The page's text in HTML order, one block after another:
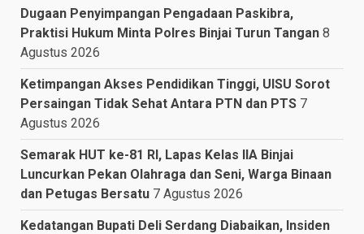
Dugaan Penyimpangan Pengadaan Paskibra,
Praktisi Hukum Minta Polres Binjai Turun Tangan 8
Agustus 2026
Ketimpangan Akses Pendidikan Tinggi, UISU Sorot
Persaingan Tidak Sehat Antara PTN dan PTS 7
Agustus 2026
Semarak HUT ke-81 RI, Lapas Kelas IIA Binjai
Luncurkan Pekan Olahraga dan Seni, Warga Binaan
dan Petugas Bersatu 7 Agustus 2026
Kedatangan Bupati Deli Serdang Diabaikan, Insiden